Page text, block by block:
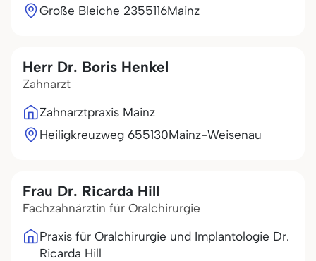
Große Bleiche 2355116Mainz
Herr Dr. Boris Henkel
Zahnarzt
Zahnarztpraxis Mainz
Heiligkreuzweg 655130Mainz-Weisenau
Frau Dr. Ricarda Hill
Fachzahnärztin für Oralchirurgie
Praxis für Oralchirurgie und Implantologie Dr.
Ricarda Hill